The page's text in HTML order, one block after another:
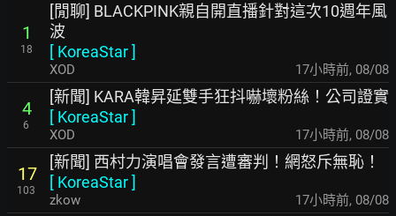
1
18
[閒聊] BLACKPINK親自開直播針對這次10週年風
波
[ KoreaStar]
XOD 17小時前, 08/08
4
6
[新聞] KARA韓昇延雙手狂抖嚇壞粉絲！公司證實
[ KoreaStar]
XOD 17小時前, 08/08
17
103
[新聞] 西村力演唱會發言遭審判！網怒斥無恥！
[ KoreaStar]
zkow 17小時前, 08/08